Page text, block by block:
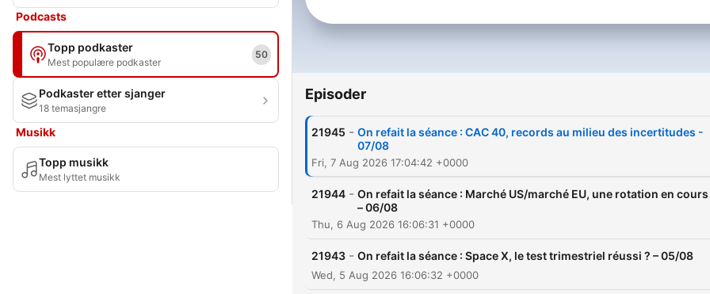
Podcasts
Topp podkaster
Mest populære podkaster
50
Podkaster etter sjanger
18 temasjangre
Musikk
Topp musikk
Mest lyttet musikk
au vendredi et réécoutez
Episoder
21945 - On refait la séance : CAC 40, records au milieu des incertitudes -
07/08
Fri, 7 Aug 2026 17:04:42 +0000
21944 - On refait la séance : Marché US/marché EU, une rotation en cours
– 06/08
Thu, 6 Aug 2026 16:06:31 +0000
21943 - On refait la séance : Space X, le test trimestriel réussi ? – 05/08
Wed, 5 Aug 2026 16:06:32 +0000